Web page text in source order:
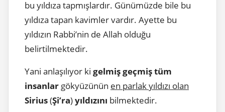
bu yıldıza tapmışlardır. Günümüzde bile bu
yıldıza tapan kavimler vardır. Ayette bu
yıldızın Rabbi’nin de Allah olduğu
belirtilmektedir.
Yani anlaşılıyor ki gelmiş geçmiş tüm
insanlar gökyüzünün en parlak yıldızı olan
Sirius(Şi’ra)yıldızını bilmektedir.